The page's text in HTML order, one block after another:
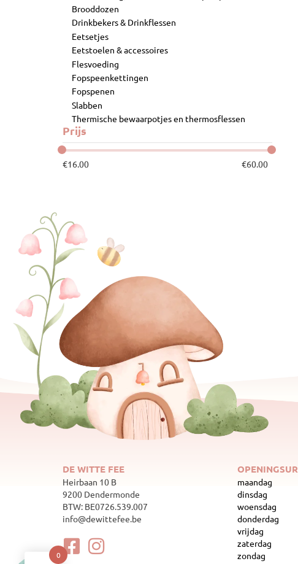
Brooddozen
Drinkbekers & Drinkflessen
Eetsetjes
Eetstoelen & accessoires
Flesvoeding
Fopspeenkettingen
Fopspenen
Slabben
Thermische bewaarpotjes en thermosflessen
Prijs
€16.00 €60.00
DE WITTE FEE
Heirbaan 10 B
9200 Dendermonde
BTW: BE0726.539.007
info@dewittefee.be
maandag
dinsdag
woensdag
donderdag
vrijdag
zaterdag
zondag
0